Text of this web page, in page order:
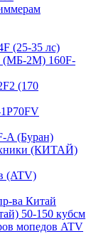
(25-35 лс)
(МБ-2М) 160F-
(170
A (Буран)
(КИТАЙ)
(ATV)
ва Китай
50-150 кубсм
мопедов ATV